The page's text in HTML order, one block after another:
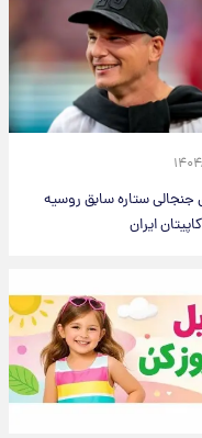
۱۹
جنجالی ستاره سابق روسیه
ایران